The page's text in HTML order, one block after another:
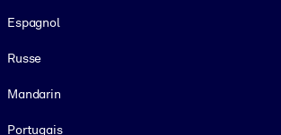
Espagnol
Russe
Mandarin
Portugais